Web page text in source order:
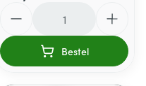
Bestel